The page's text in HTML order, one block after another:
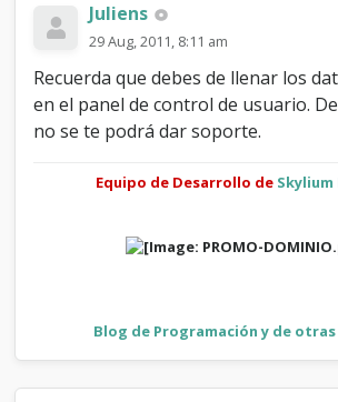
Juliens
29 Aug, 2011, 8:11 am
Recuerda que debes de llenar los
en el panel de control de usuario.
no se te podrá dar soporte.
Equipo de Desarrollo de
Blog de Programación y de otras